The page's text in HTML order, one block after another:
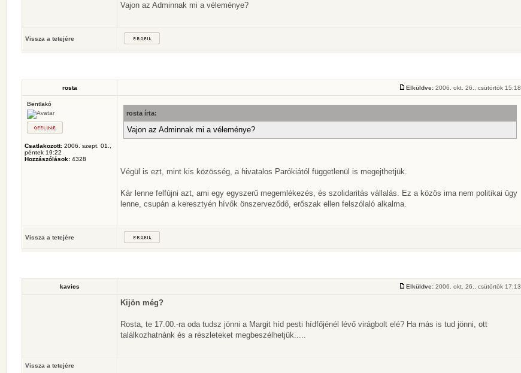
Vajon az Adminnak mi a véleménye?
Vissza a tetejére
rosta Elküldve: 2006. okt. 26., csütörtök 15:18
Bentlakó
Csatlakozott: 2006. szept. 01.,
péntek 19:22
Hozzászólások: 4328
rosta írta:
Vajon az Adminnak mi a véleménye?
Végül is ezt, mint kis közösség, a hivatalos Parókiától függetlenül is megejthetjük.
Kár lenne felfújni azt, ami egy egyszerű megemlékezés, és szolidaritás vállalás. Ez a közös ima nem politikai ügy
lenne, csupán a keresztyén hívők önszerveződő, erőszak ellen felszólaló alkalma.
Vissza a tetejére
kavics Elküldve: 2006. okt. 26., csütörtök 17:13
Kijön még?
Rosta, te 17.00.-ra oda tudsz jönni a Margit híd pesti hídfőjénél lévő virágbolt elé? Ha más is tud jönni, ott
találkozhatnánk és a részleteket megbeszélhetjük.....
Vissza a tetejére